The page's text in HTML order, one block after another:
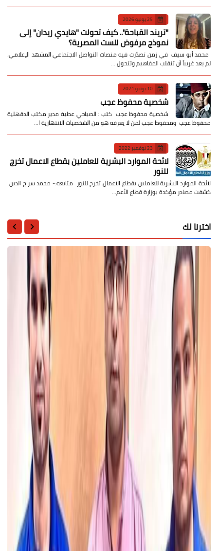
25 يوليو 2026
​"تريند القباحة".. كيف تحولت "هايدي زيدان" إلى
نموذج مرفوض للست المصرية؟
​ محمد أبو سيف ​في زمن تصدّرت فيه منصات التواصل الاجتماعي المشهد الإعلامي،
لم يعد غريباً أن تنقلب المفاهيم وتتحول …
10 يونيو 2021
شخصية محفوظ عجب
شخصية محفوظ عجب كتب : الصباحي عطية مدير مكتب الدقهلية
محفوظ عجب ومحفوظ عجب لمن لا يعرفه هو من الشخصيات الانتهازية ا…
23 نوفمبر 2022
لائحة الموارد البشرية للعاملين بقطاع الاعمال تخرج
للنور
لائحة الموارد البشرية للعاملين بقطاع الاعمال تخرج للنور متابعه:- محمد سراج الدين
كشفت مصادر مؤكدة بوزارة قطاع الأعم…
اخترنا لك